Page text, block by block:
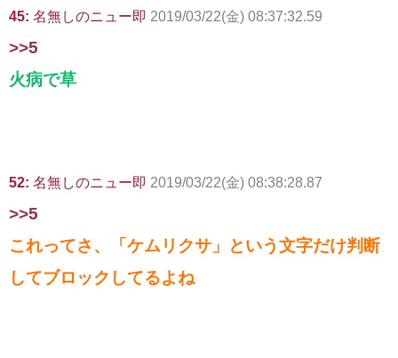
45: 名無しのニュー即 2019/03/22(金) 08:37:32.59
>>5
火病で草
52: 名無しのニュー即 2019/03/22(金) 08:38:28.87
>>5
これってさ、「ケムリクサ」という文字だけ判断
してブロックしてるよね